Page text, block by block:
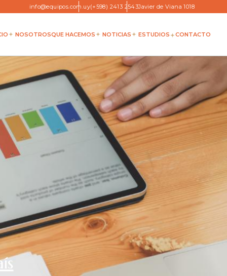
info@equipos.com.uy(+598) 2413 2543Javier de Viana 1018
NOSOTROSQUE HACEMOS NOTICIAS ESTUDIOS CONTACTO